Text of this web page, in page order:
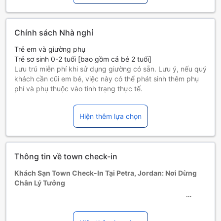
Chính sách Nhà nghỉ
Trẻ em và giường phụ
Trẻ sơ sinh 0-2 tuổi [bao gồm cả bé 2 tuổi]
Lưu trú miễn phí khi sử dụng giường có sẵn. Lưu ý, nếu quý
khách cần cũi em bé, việc này có thể phát sinh thêm phụ
phí và phụ thuộc vào tình trạng thực tế.
Ở miễn phí nếu sử dụng giường có sẵn.
Những khách từ 13 tuổi trở lên tính là người lớn
Giường phụ tùy thuộc vào loại phòng bạn chọn, xin vui lòng
kiểm tra thông tin phòng để biết thêm chi tiết.
thể được áp dụng.
Hiện thêm lựa chọn
Thông tin về town check-in
Khách Sạn Town Check-In Tại Petra, Jordan: Nơi Dừng
Chân Lý Tưởng
và được cải tạo gần đây vào năm 2021, là một điểm dừng